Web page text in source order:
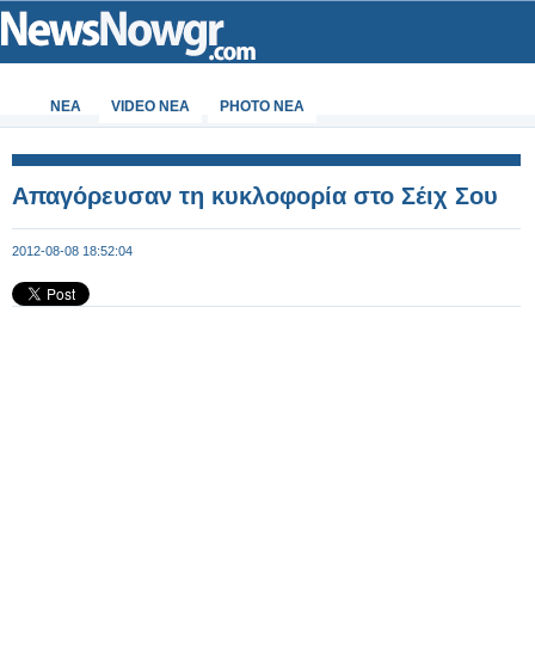
ΝΕΑ VIDEO NEA PHOTO NEA
Απαγόρευσαν τη κυκλοφορία στο Σέιχ Σου
2012-08-08 18:52:04